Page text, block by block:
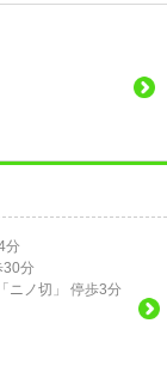
分
30分
ニノ切」 停歩3分